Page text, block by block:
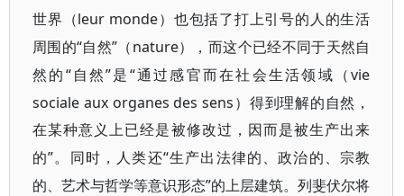
世界（leur monde）也包括了打上引号的人的生活
周围的“自然”（nature），而这个已经不同于天然自
然的 “自然”是“通过感官而在社会生活领域（vie
sociale aux organes des sens ）得到理解的自然，
在某种意义上已经是被修改过，因而是被生产出来
的”。同时，人类还“生产出法律的、政治的、宗教
的、艺术与哲学等意识形态”的上层建筑。列斐伏尔将